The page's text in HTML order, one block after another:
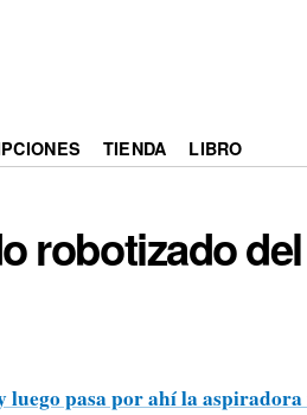
TIENDA LIBRO
robotizado
luego pasa por ahí la